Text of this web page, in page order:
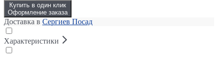
Купить в один клик
Оформление заказа
Доставка в Сергиев Посад
Характеристики